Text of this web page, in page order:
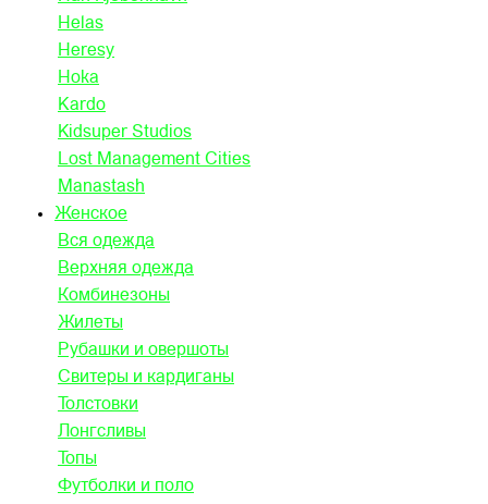
Helas
Heresy
Hoka
Kardo
Kidsuper Studios
Lost Management Cities
Manastash
Женское
Вся одежда
Верхняя одежда
Комбинезоны
Жилеты
Рубашки и овершоты
Свитеры и кардиганы
Толстовки
Лонгсливы
Топы
Футболки и поло